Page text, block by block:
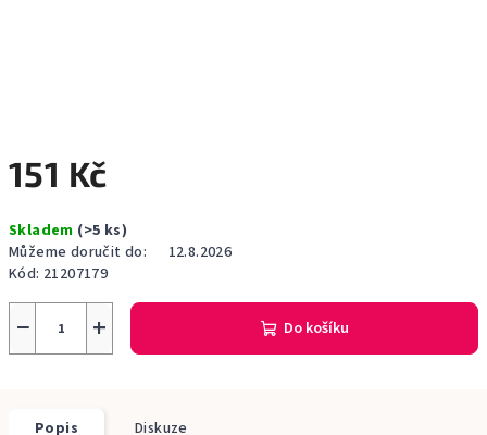
151 Kč
cena:
Skladem (>5 ks)
Můžeme doručit do:
12.8.2026
Kód: 21207179
+
− Do košíku
Popis Diskuze